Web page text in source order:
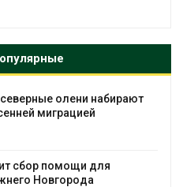
олени набирают
миграцией
сбор помощи для
Новгорода